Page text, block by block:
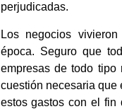
perjudicadas.
Los negocios
época. Seguro que
empresas de todo tipo
cuestión necesaria que
estos gastos con el fin